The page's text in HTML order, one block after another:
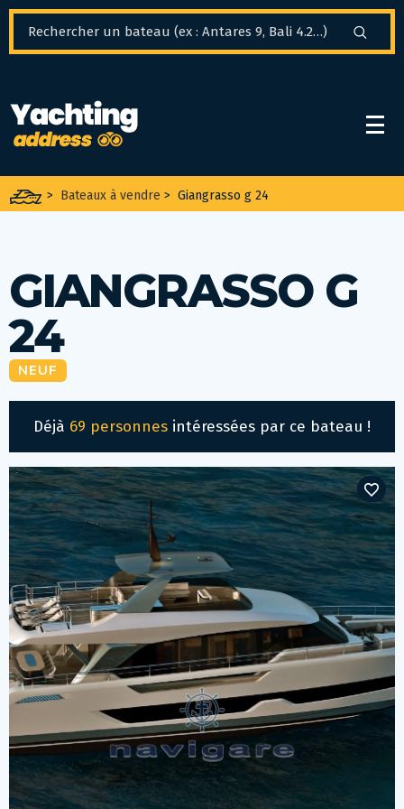
> Bateaux à vendre > Giangrasso g 24
GIANGRASSO G
24
NEUF
Déjà 69 personnes intéressées par ce bateau !
Panneau de gestion des cookies